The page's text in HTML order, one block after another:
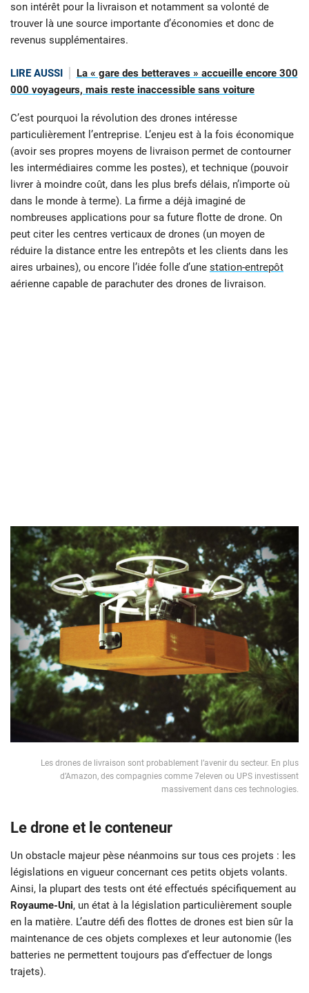
son intérêt pour la livraison et notamment sa volonté de
trouver là une source importante d’économies et donc de
revenus supplémentaires.
LIRE AUSSI
La « gare des betteraves » accueille encore 300
000 voyageurs, mais reste inaccessible sans voiture
C’est pourquoi la révolution des drones intéresse
particulièrement l’entreprise. L’enjeu est à la fois économique
(avoir ses propres moyens de livraison permet de contourner
les intermédiaires comme les postes), et technique (pouvoir
livrer à moindre coût, dans les plus brefs délais, n’importe où
dans le monde à terme). La firme a déjà imaginé de
nombreuses applications pour sa future flotte de drone. On
peut citer les centres verticaux de drones (un moyen de
réduire la distance entre les entrepôts et les clients dans les
aires urbaines), ou encore l’idée folle d’une station-entrepôt
aérienne capable de parachuter des drones de livraison.
Les drones de livraison sont probablement l’avenir du secteur. En plus
d’Amazon, des compagnies comme 7eleven ou UPS investissent
massivement dans ces technologies.
Le drone et le conteneur
Un obstacle majeur pèse néanmoins sur tous ces projets : les
législations en vigueur concernant ces petits objets volants.
Ainsi, la plupart des tests ont été effectués spécifiquement au
Royaume-Uni, un état à la législation particulièrement souple
en la matière. L’autre défi des flottes de drones est bien sûr la
maintenance de ces objets complexes et leur autonomie (les
batteries ne permettent toujours pas d’effectuer de longs
trajets).